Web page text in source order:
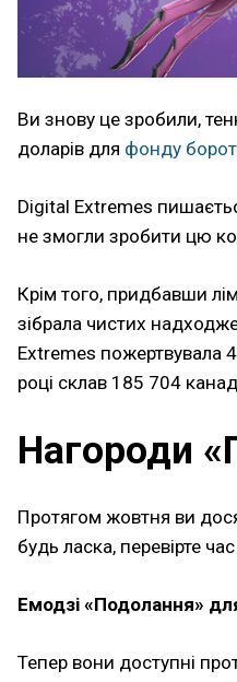
Ви знову це зробили,
доларів для фонду
Digital Extremes
не змогли зробити цю
Крім того, придбавши
зібрала чистих
Extremes пожертвувала
році склав 185 704
Нагороди
Протягом жовтня ви
будь ласка, перевірте
Емодзі «Подолання»
Тепер вони доступні